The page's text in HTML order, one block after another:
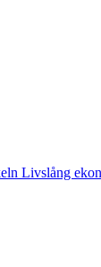
Livslång